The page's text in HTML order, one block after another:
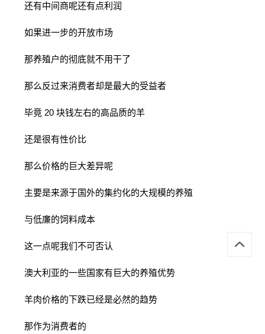
还有中间商呢还有点利润
如果进一步的开放市场
那养殖户的彻底就不用干了
那么反过来消费者却是最大的受益者
毕竟 20 块钱左右的高品质的羊
还是很有性价比
那么价格的巨大差异呢
主要是来源于国外的集约化的大规模的养殖
与低廉的饲料成本
这一点呢我们不可否认
澳大利亚的一些国家有巨大的养殖优势
羊肉价格的下跌已经是必然的趋势
那作为消费者的